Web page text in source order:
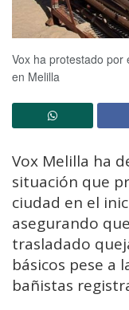
Vox ha protestado
en Melilla
Vox Melilla ha
situación que
ciudad en el
asegurando
trasladado
básicos pese a
bañistas